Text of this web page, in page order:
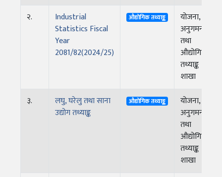
२.
Industrial
Statistics Fiscal
Year
2081/82(2024/25)
औद्योगिक तथ्याङ्क
योजना,
अनुगमन
तथा
औद्योगिक
तथ्याङ्क
शाखा
३.
लघु, घरेलु तथा साना
उद्योग तथ्याङ्क
औद्योगिक तथ्याङ्क
योजना,
अनुगमन
तथा
औद्योगिक
तथ्याङ्क
शाखा